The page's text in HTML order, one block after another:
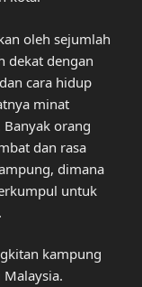
oleh sejumlah
dekat dengan
cara hidup
minat
orang
dan rasa
dimana
untuk
kampung